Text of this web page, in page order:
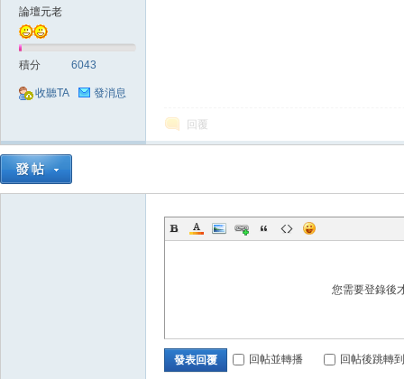
論壇元老
積分 6043
收聽TA 發消息
回覆
您需要登錄後
發表回覆 回帖並轉播 回帖後跳轉